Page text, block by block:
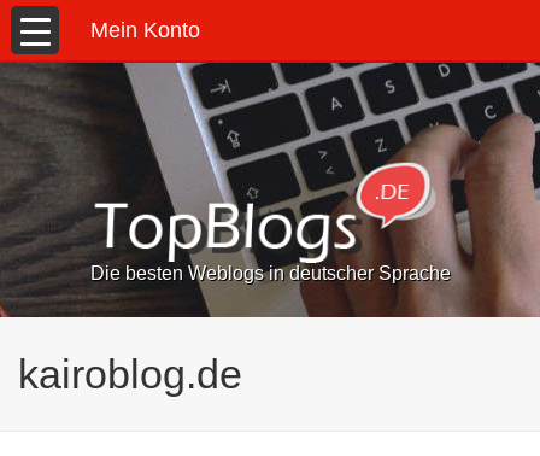
Mein Konto
Die besten Weblogs in deutscher Sprache
kairoblog.de